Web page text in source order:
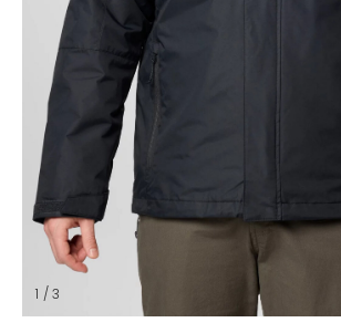
1 / 3